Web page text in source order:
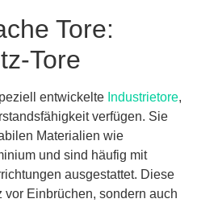
Tore:
Tore
entwickelte Industrietore,
verfügen. Sie
Materialien wie
und sind häufig mit
ausgestattet. Diese
vor Einbrüchen, sondern auch